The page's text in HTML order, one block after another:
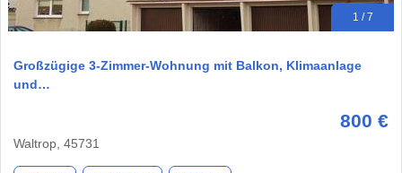
1 / 7
Großzügige 3-Zimmer-Wohnung mit Balkon, Klimaanlage
und…
800 €
Waltrop, 45731